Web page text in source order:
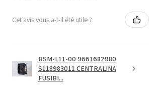
Cet avis vous a-t-il été utile ?
BSM-L11-00 9661682980
S118983011 CENTRALINA
FUSIBI...